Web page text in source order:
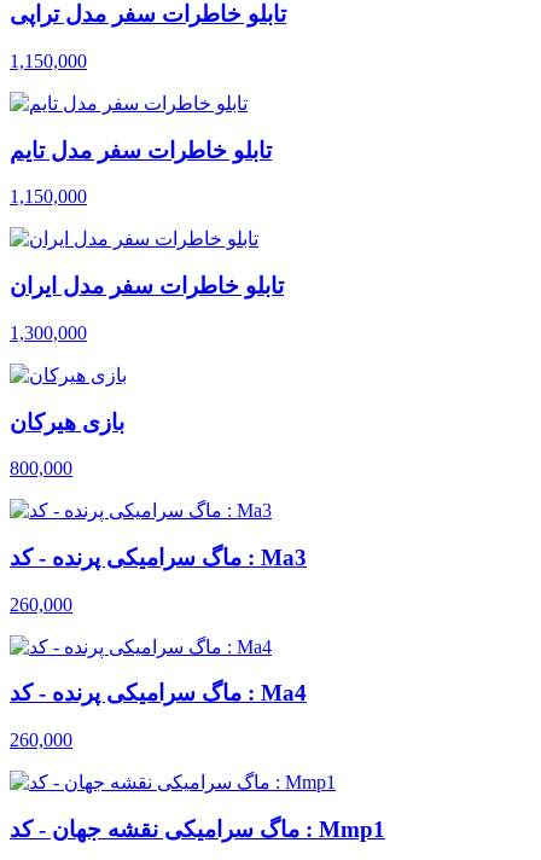
تابلو خاطرات سفر مدل تراپی
1,150,000
تابلو خاطرات سفر مدل تایم
1,150,000
تابلو خاطرات سفر مدل ایران
1,300,000
بازی هیرکان
800,000
ماگ سرامیکی پرنده - کد : Ma3
260,000
ماگ سرامیکی پرنده - کد : Ma4
260,000
ماگ سرامیکی نقشه جهان - کد : Mmp1